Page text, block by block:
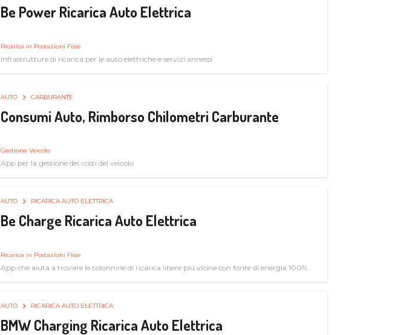
Be Power Ricarica Auto Elettrica
Ricarica in Postazioni Fisse
Infrastrutture di ricarica per le auto elettriche e servizi annessi
AUTO CARBURANTE
Consumi Auto, Rimborso Chilometri Carburante
Gestione Veicolo
App per la gestione dei costi del veicolo
AUTO RICARICA AUTO ELETTRICA
Be Charge Ricarica Auto Elettrica
Ricarica in Postazioni Fisse
App che aiuta a trovare le colonnine di ricarica libere più vicine con fonte di energia 100%
AUTO RICARICA AUTO ELETTRICA
BMW Charging Ricarica Auto Elettrica